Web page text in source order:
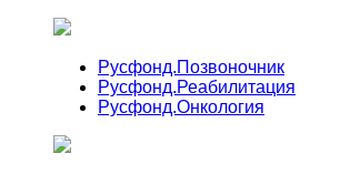
Русфонд.Позвоночник
Русфонд.Реабилитация
Русфонд.Онкология